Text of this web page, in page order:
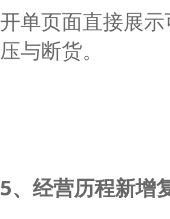
开单页面直接展
压与断货。
5、经营历程新增